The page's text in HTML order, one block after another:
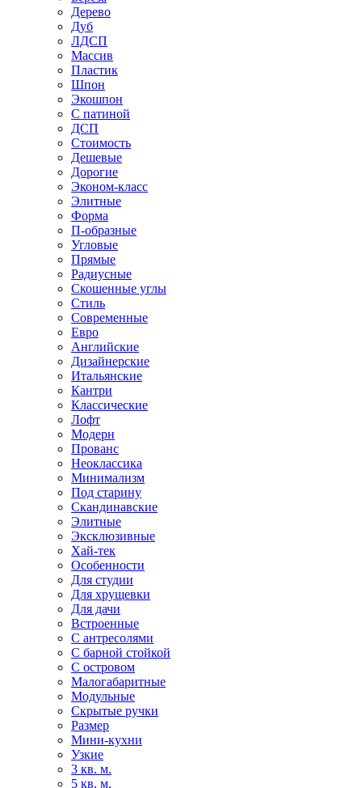
Дерево
Дуб
ЛДСП
Массив
Пластик
Шпон
Экошпон
С патиной
ДСП
Стоимость
Дешевые
Дорогие
Эконом-класс
Элитные
Форма
П-образные
Угловые
Прямые
Радиусные
Скошенные углы
Стиль
Современные
Евро
Английские
Дизайнерские
Итальянские
Кантри
Классические
Лофт
Модерн
Прованс
Неоклассика
Минимализм
Под старину
Скандинавские
Элитные
Эксклюзивные
Хай-тек
Особенности
Для студии
Для хрущевки
Для дачи
Встроенные
С антресолями
С барной стойкой
С островом
Малогабаритные
Модульные
Скрытые ручки
Размер
Мини-кухни
Узкие
3 кв. м.
5 кв. м.